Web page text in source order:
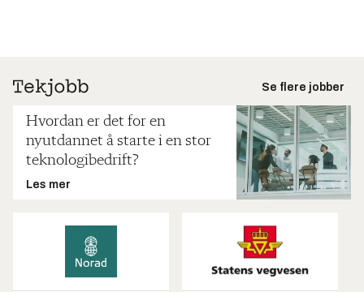
Se flere jobber
Hvordan er det for en
nyutdannet å starte i en stor
teknologibedrift?
Les mer